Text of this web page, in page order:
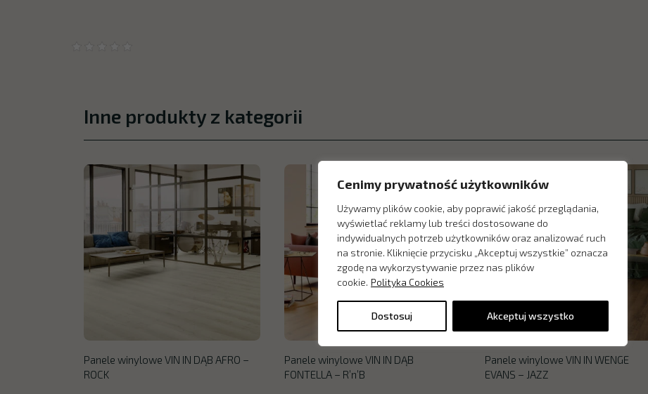
Cenimy prywatność użytkowników
Używamy plików cookie, aby poprawić jakość przeglądania,
wyświetlać reklamy lub treści dostosowane do
indywidualnych potrzeb użytkowników oraz analizować ruch
na stronie. Kliknięcie przycisku „Akceptuj wszystkie” oznacza
zgodę na wykorzystywanie przez nas plików
cookie. Polityka Cookies
Dostosuj Akceptuj wszystko
Inne produkty z kategorii
Panele winylowe VIN IN DĄB AFRO –
ROCK
Panele winylowe VIN IN DĄB
FONTELLA – R’n’B
Panele winylowe VIN IN WENGE
EVANS – JAZZ